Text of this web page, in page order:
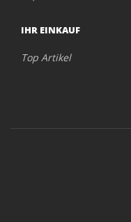
IHR EINKAUF
Top Artikel